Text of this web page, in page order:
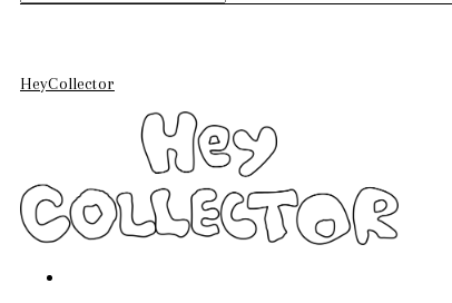
HeyCollector